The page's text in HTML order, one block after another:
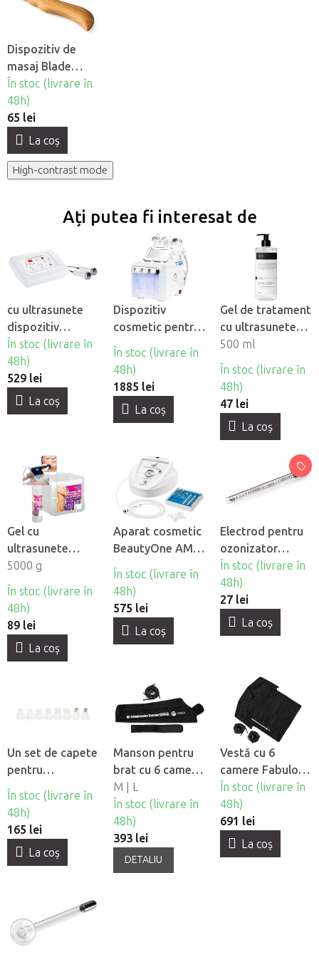
Dispozitiv de
masaj Blade
Fabulo pentru
maderoterapie
În stoc (livrare în
48h)
65 lei
La coş
High-contrast mode
Ați putea fi interesat de
cu ultrasunete
dispozitiv
cosmetic Fabulo
F-702
În stoc (livrare în
48h)
529 lei
La coş
Dispozitiv
cosmetic pentru
tratamente
cosmetice cu
hidrogen
Hydrogen H2+
6in1 Noua
În stoc (livrare în
48h)
1885 lei
La coş
Gel de tratament
cu ultrasunete
Syis cu acid
hialuronic
500 ml
În stoc (livrare în
48h)
47 lei
La coş
Gel cu
ultrasunete
Beautyfor
5000 g
În stoc (livrare în
48h)
89 lei
La coş
Aparat cosmetic
BeautyOne AM
60 -
Microdermabraziune
În stoc (livrare în
48h)
575 lei
La coş
Electrod pentru
ozonizator
cosmetic
Darsonval - Tijã
dreaptã
În stoc (livrare în
48h)
27 lei
La coş
Un set de capete
pentru
dispozitivul
cosmetic
Hydrogen H2+ 6
în 1
În stoc (livrare în
48h)
165 lei
La coş
Manson pentru
brat cu 6 camere
Fabulo AirGo 6
M | L
În stoc (livrare în
48h)
393 lei
DETALIU
Vestă cu 6
camere Fabulo
AirGo 6
În stoc (livrare în
48h)
691 lei
La coş